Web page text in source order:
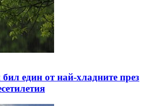
един от най-хладните през